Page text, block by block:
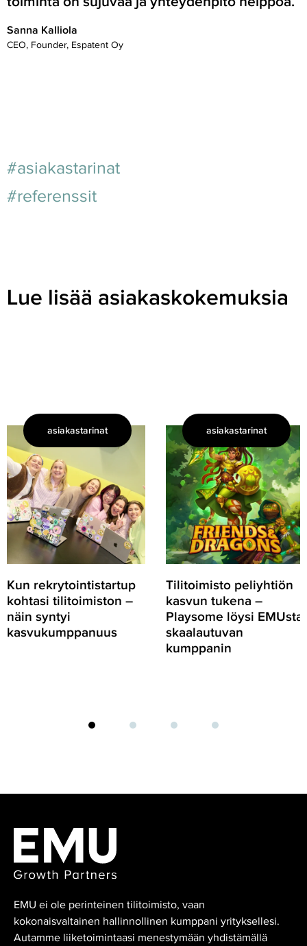
Sanna Kalliola
CEO, Founder, Espatent Oy
#asiakastarinat
#referenssit
Lue lisää asiakaskokemuksia
Kun
rekrytointistartup
kohtasi
tilitoimiston
–
näin
syntyi
kasvukumppanuus
asiakastarinat
Kun rekrytointistartup
kohtasi tilitoimiston –
näin syntyi
kasvukumppanuus
Tilitoimisto
peliyhtiön
kasvun
tukena
Playsome
löysi
EMUsta
skaalautuvan
kumppanin
asiakastarinat
Tilitoimisto peliyhtiön
kasvun tukena –
Playsome löysi EMUsta
skaalautuvan
kumppanin
EMU ei ole perinteinen tilitoimisto, vaan
kokonaisvaltainen hallinnollinen kumppani yrityksellesi.
Autamme liiketoimintaasi menestymään yhdistämällä